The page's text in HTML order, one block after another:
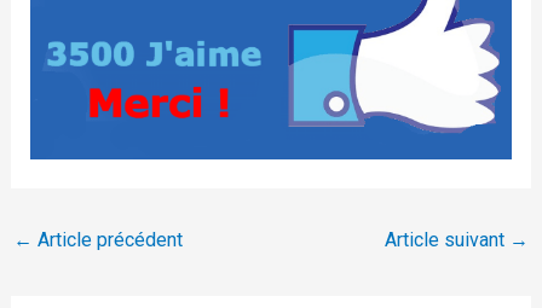
← Article précédent Article suivant →